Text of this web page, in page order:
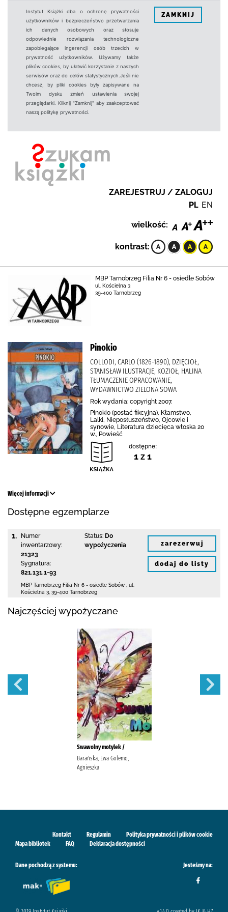
Instytut Książki dba o ochronę prywatności
użytkowników i bezpieczeństwo przetwarzania
ich danych osobowych oraz stosuje
odpowiednie rozwiązania technologiczne
zapobiegające ingerencji osób trzecich w
prywatność użytkowników. Używamy także
plików cookies, by ułatwić korzystanie z naszych
serwisów oraz do celów statystycznych.Jeśli nie
chcesz, by pliki cookies były zapisywane na
Twoim dysku zmień ustawienia swojej
przeglądarki. Kliknij "Zamknij" aby zaakceptować
naszą politykę prywatności.
ZAMKNIJ
ZAREJESTRUJ / ZALOGUJ
PL EN
wielkość:
kontrast:
MBP Tarnobrzeg Filia Nr 6 - osiedle Sobów
ul. Kościelna 3
39-400 Tarnobrzeg
Pinokio
COLLODI, CARLO (1826-1890), DZIĘCIOŁ,
STANISŁAW ILUSTRACJE, KOZIOŁ, HALINA
TŁUMACZENIE OPRACOWANIE,
WYDAWNICTWO ZIELONA SOWA
Rok wydania: copyright 2007.
Pinokio (postać fikcyjna), Kłamstwo,
Lalki, Nieposłuszeństwo, Ojcowie i
synowie, Literatura dziecięca włoska 20
w., Powieść
dostępne:
1 z 1
Więcej informacji
Dostępne egzemplarze
1.
Numer
inwentarzowy:
21323
Sygnatura:
821.131.1-93
Status: Do
wypożyczenia
MBP Tarnobrzeg Filia Nr 6 - osiedle Sobów
ul.
Kościelna 3 39-400 Tarnobrzeg
zarezerwuj
dodaj do listy
Najczęściej wypożyczane
Swawolny motylek /
Barańska, Ewa Golemo,
Agnieszka
Kontakt Regulamin
Polityka prywatności i plików cookie
Mapa bibliotek
FAQ Deklaracja dostępności
Dane pochodzą z systemu: Jesteśmy na: